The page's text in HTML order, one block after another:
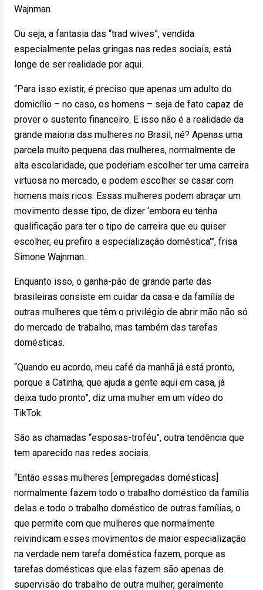
Wajnman.
Ou seja, a fantasia das “trad wives”, vendida
especialmente pelas gringas nas redes sociais, está
longe de ser realidade por aqui.
“Para isso existir, é preciso que apenas um adulto do
domicílio – no caso, os homens – seja de fato capaz de
prover o sustento financeiro. E isso não é a realidade da
grande maioria das mulheres no Brasil, né? Apenas uma
parcela muito pequena das mulheres, normalmente de
alta escolaridade, que poderiam escolher ter uma carreira
virtuosa no mercado, e podem escolher se casar com
homens mais ricos. Essas mulheres podem abraçar um
movimento desse tipo, de dizer ‘embora eu tenha
qualificação para ter o tipo de carreira que eu quiser
escolher, eu prefiro a especialização doméstica'”, frisa
Simone Wajnman.
Enquanto isso, o ganha-pão de grande parte das
brasileiras consiste em cuidar da casa e da família de
outras mulheres que têm o privilégio de abrir mão não só
do mercado de trabalho, mas também das tarefas
domésticas.
“Quando eu acordo, meu café da manhã já está pronto,
porque a Catinha, que ajuda a gente aqui em casa, já
deixa tudo pronto”, diz uma mulher em um vídeo do
TikTok.
São as chamadas “esposas-troféu”, outra tendência que
tem aparecido nas redes sociais.
“Então essas mulheres [empregadas domésticas]
normalmente fazem todo o trabalho doméstico da família
delas e todo o trabalho doméstico de outras famílias, o
que permite com que mulheres que normalmente
reivindicam esses movimentos de maior especialização
na verdade nem tarefa doméstica fazem, porque as
tarefas domésticas que elas fazem são apenas de
supervisão do trabalho de outra mulher, geralmente